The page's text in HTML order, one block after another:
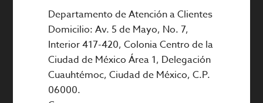
Departamento de Atención a Clientes
Domicilio: Av. 5 de Mayo, No. 7,
Interior 417-420, Colonia Centro de la
Ciudad de México Área 1, Delegación
Cuauhtémoc, Ciudad de México, C.P.
06000.